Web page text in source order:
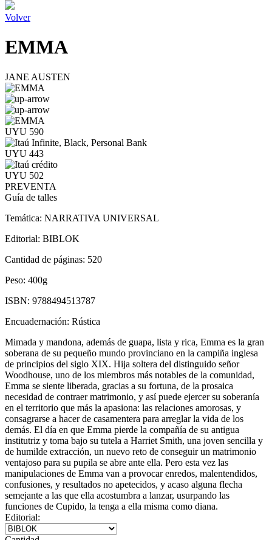
Volver
EMMA
JANE AUSTEN
UYU 590
UYU 443
UYU 502
PREVENTA
Guía de talles
Temática: NARRATIVA UNIVERSAL
Editorial: BIBLOK
Cantidad de páginas: 520
Peso: 400g
ISBN: 9788494513787
Encuadernación: Rústica
Mimada y mandona, además de guapa, lista y rica, Emma es la gran
soberana de su pequeño mundo provinciano en la campiña inglesa
de principios del siglo XIX. Hija soltera del distinguido señor
Woodhouse, uno de los miembros más notables de la comunidad,
Emma se siente liberada, gracias a su fortuna, de la prosaica
necesidad de contraer matrimonio, y así puede ejercer su soberanía
en el territorio que más la apasiona: las relaciones amorosas, y
consagrarse a hacer de casamentera para arreglar la vida de los
demás. El día en que Emma pierde la compañía de su antigua
institutriz y toma bajo su tutela a Harriet Smith, una joven sencilla y
de humilde extracción, un nuevo reto de conseguir un matrimonio
ventajoso para su pupila se abre ante ella. Pero esta vez las
manipulaciones de Emma van a provocar enredos, malentendidos,
confusiones, y resultados no apetecidos, y acaso alguna flecha
semejante a las que ella acostumbra a lanzar, usurpando las
funciones de Cupido, la tenga a ella misma como diana.
Editorial: